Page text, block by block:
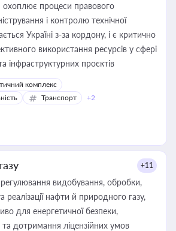
охоплює процеси правового
і контролю технічної
Україні з-за кордону, і є критично
використання ресурсів у сфері
інфраструктурних проєктів
комплекс
Транспорт +2
+11
видобування, обробки,
реалізації нафти й природного газу,
для енергетичної безпеки,
та дотримання ліцензійних умов